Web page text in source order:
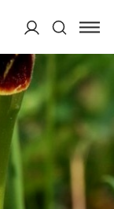
Cerca